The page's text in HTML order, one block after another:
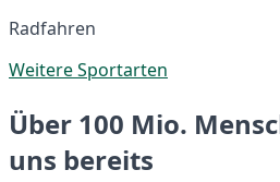
Radfahren
Weitere Sportarten
Über 100 Mio.
uns bereits